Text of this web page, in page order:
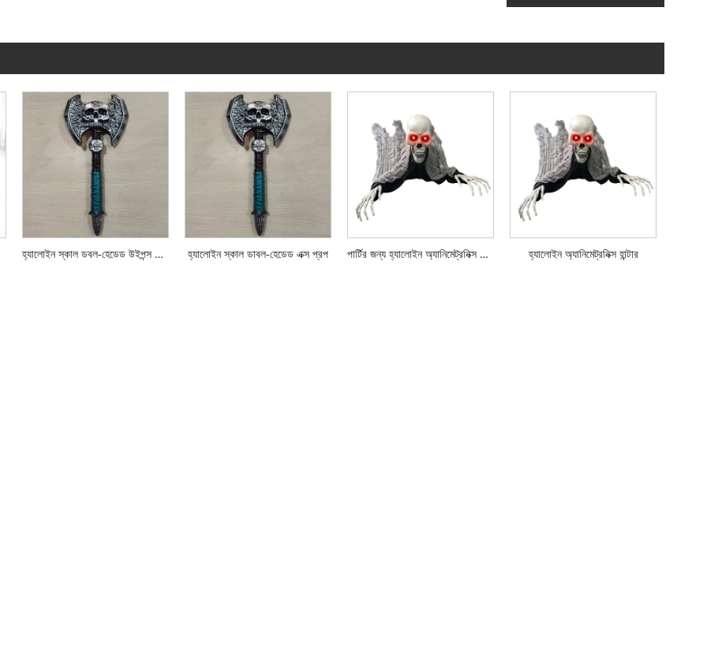
হ্যালোইন স্কাল ডবল-হেডেড উইপন্স প্রপ হ্যালোইন স্কাল ডাবল-হেডেড এক্স প্রপ পার্টির জন্য হ্যালোইন অ্যানিমেট্রনিক্স হান্টার হ্যালোইন অ্যানিমেট্রনিক্স হান্টার